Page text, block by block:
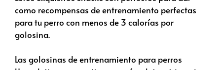
como recompensas de entrenamiento perfectas
para tu perro con menos de 3 calorías por
golosina.
Las golosinas de entrenamiento para perros